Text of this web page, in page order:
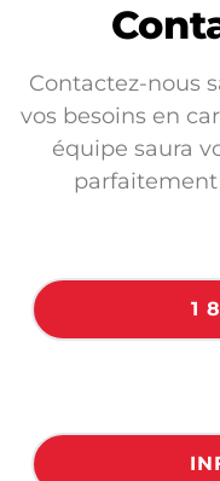
Contactez-nous
vos besoins en
équipe saura
parfaitement
1